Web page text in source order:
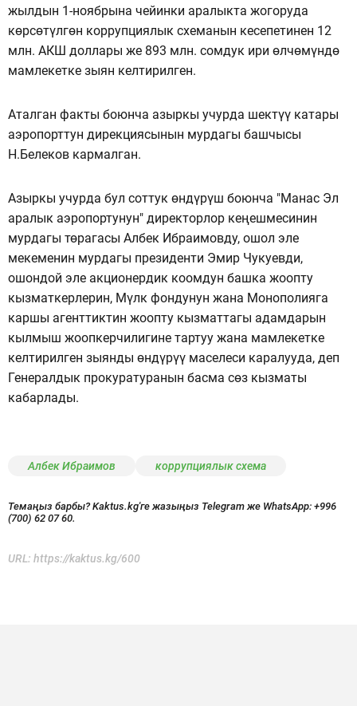
жылдын 1-ноябрына чейинки аралыкта жогоруда
көрсөтүлгөн коррупциялык схеманын кесепетинен 12
млн. АКШ доллары же 893 млн. сомдук ири өлчөмүндө
мамлекетке зыян келтирилген.
Аталган факты боюнча азыркы учурда шектүү катары
аэропорттун дирекциясынын мурдагы башчысы
Н.Белеков кармалган.
Азыркы учурда бул соттук өндүрүш боюнча "Манас Эл
аралык аэропортунун" директорлор кеңешмесинин
мурдагы төрагасы Албек Ибраимовду, ошол эле
мекеменин мурдагы президенти Эмир Чукуевди,
ошондой эле акционердик коомдун башка жоопту
кызматкерлерин, Мүлк фондунун жана Монополияга
каршы агенттиктин жоопту кызматтагы адамдарын
кылмыш жоопкерчилигине тартуу жана мамлекетке
келтирилген зыянды өндүрүү маселеси каралууда, деп
Генералдык прокуратуранын басма сөз кызматы
кабарлады.
Албек Ибраимов коррупциялык схема
Темаңыз барбы? Kaktus.kg'ге жазыңыз Telegram же WhatsApp: +996
(700) 62 07 60.
URL: https://kaktus.kg/600